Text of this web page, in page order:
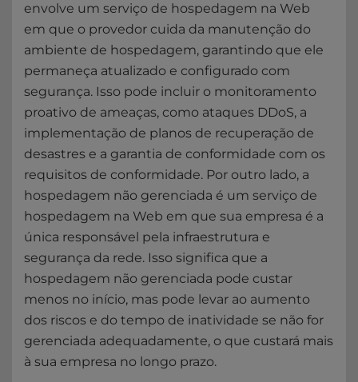
envolve um serviço de hospedagem na Web
em que o provedor cuida da manutenção do
ambiente de hospedagem, garantindo que ele
permaneça atualizado e configurado com
segurança. Isso pode incluir o monitoramento
proativo de ameaças, como ataques DDoS, a
implementação de planos de recuperação de
desastres e a garantia de conformidade com os
requisitos de conformidade. Por outro lado, a
hospedagem não gerenciada é um serviço de
hospedagem na Web em que sua empresa é a
única responsável pela infraestrutura e
segurança da rede. Isso significa que a
hospedagem não gerenciada pode custar
menos no início, mas pode levar ao aumento
dos riscos e do tempo de inatividade se não for
gerenciada adequadamente, o que custará mais
à sua empresa no longo prazo.